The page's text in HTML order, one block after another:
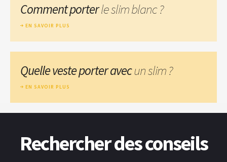
Comment porterle slim blanc ?
EN SAVOIR PLUS
Quelle veste porter avecun slim ?
EN SAVOIR PLUS
Rechercher des conseils